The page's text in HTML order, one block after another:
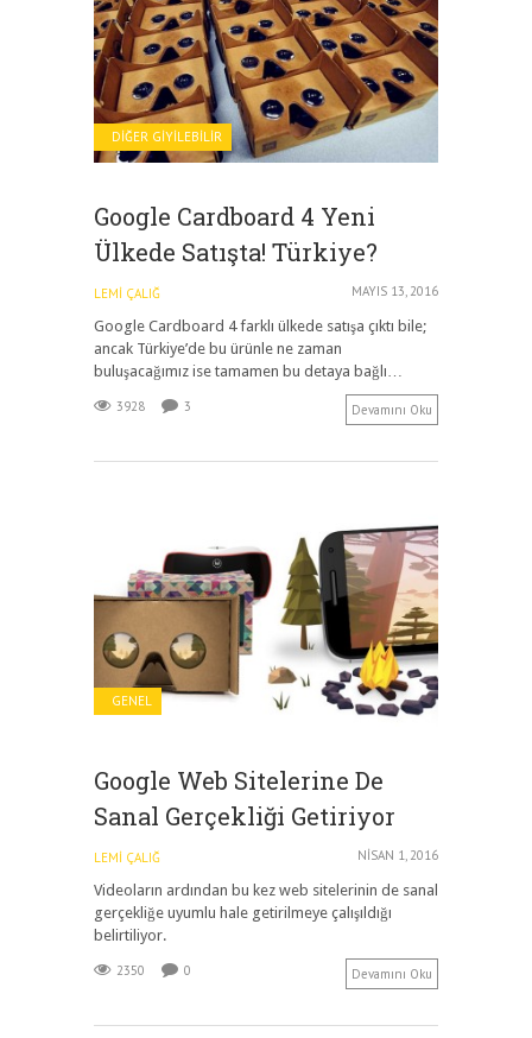
DIĞER GIYILEBILIR
Google Cardboard 4 Yeni
Ülkede Satışta! Türkiye?
LEMI ÇALIĞ MAYIS 13, 2016
Google Cardboard 4 farklı ülkede satışa çıktı bile;
ancak Türkiye’de bu ürünle ne zaman
buluşacağımız ise tamamen bu detaya bağlı…
3928 3 Devamını Oku
GENEL
Google Web Sitelerine De
Sanal Gerçekliği Getiriyor
LEMI ÇALIĞ NISAN 1, 2016
Videoların ardından bu kez web sitelerinin de sanal
gerçekliğe uyumlu hale getirilmeye çalışıldığı
belirtiliyor.
2350 0 Devamını Oku